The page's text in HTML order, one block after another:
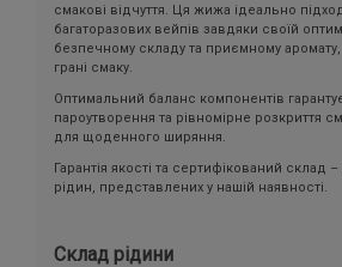
смакові відчуття. Ця жижа ідеально
багаторазових вейпів завдяки своїй
безпечному складу та приємному
грані смаку.
Оптимальний баланс компонентів
пароутворення та рівномірне розкриття
для щоденного ширяння.
Гарантія якості та сертифікований склад
рідин, представлених у нашій наявності.
Склад рідини